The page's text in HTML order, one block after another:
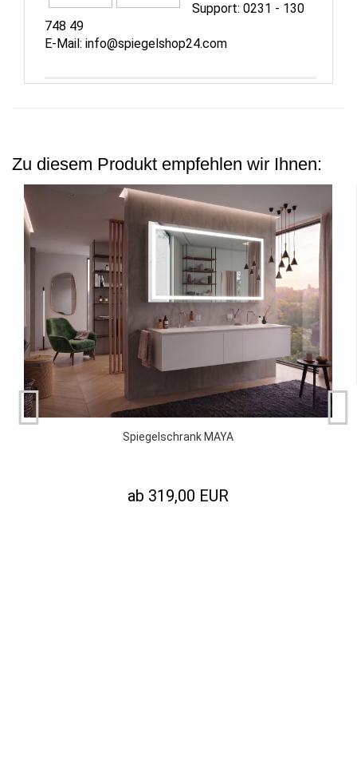
Support: 0231 - 130
748 49
E-Mail: info@spiegelshop24.com
Zu diesem Produkt empfehlen wir Ihnen:
Spiegelschrank MAYA
ab 319,00 EUR